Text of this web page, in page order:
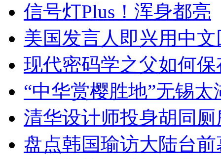
信号灯Plus！浑身都亮
美国发言人即兴用中
现代密码学之父如何
“中华赏樱胜地”无锡
清华设计师投身胡同
盘点韩国瑜访大陆台